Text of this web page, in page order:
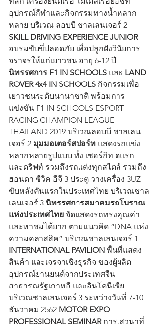
อุปกรณ์กีฬาและกิจกรรมทางน้ำหลาก
หลาย บริเวณ ลอบบี ชาลเลนเจอร์ 2
SKILL DRIVING EXPERIENCE JUNIOR
อบรมขับขี่ปลอดภัย เพื่อปลูกฝังวินัยการ
จราจรให้แก่เยาวชน อายุ 6-12 ปี
นิทรรศการ F1 IN SCHOOLS และ LAND
ROVER 4x4 IN SCHOOLS กิจกรรมเพื่อ
เยาวชนระดับนานาชาติ พร้อมการ
แข่งขัน F1 IN SCHOOLS ESPORT
RACING CHAMPION LEAGUE
THAILAND 2019 บริเวณลอบบี ชาลเลน
เจอร์ 2 มุมมอเตอร์สปอร์ท แสดงรถแข่ง
หลากหลายรูปแบบ ทั้ง เซอร์กิท ดแรก
และดริฟท์ รวมถึงรถแต่งทุกสไตล์ รวมถึง
ฮอนดา ซีวิค อีจี 3 ประตู วางเครื่อง 3UZ
ขับหลังคันแรกในประเทศไทย บริเวณชาล
เลนเจอร์ 3 นิทรรศการสมาคมรถโบราณ
แห่งประเทศไทย จัดแสดงรถทรงคุณค่า
และหาชมได้ยาก ตามแนวคิด “DNA แห่ง
ความคลาสสิค” บริเวณชาลเลนเจอร์ 1
INTERNATIONAL PAVILION พื้นที่แสดง
สินค้า และเจรจาเชิงธุรกิจ​ ของผู้ผลิต​
อุปกรณ์​ยานยนต์​จากประเทศ​จีน​
สาธารณรัฐเกาหลี​ และอินโดนีเซีย ​
บริเวณชาลเลนเจอร์ ​3​ ​ระหว่างวันที่ 7-10
ธันวาคม 2562 MOTOR EXPO
PROFESSIONAL SEMINAR การเสวนาที่